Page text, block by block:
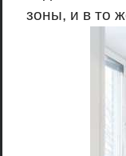
зоны, и в то